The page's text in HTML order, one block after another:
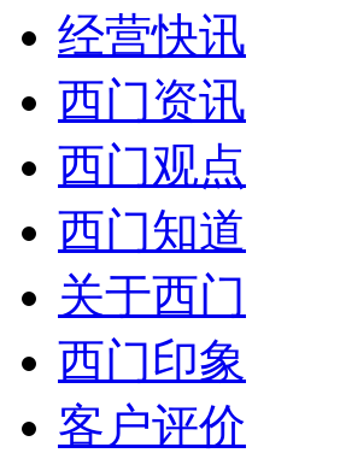
经营快讯
西门资讯
西门观点
西门知道
关于西门
西门印象
客户评价